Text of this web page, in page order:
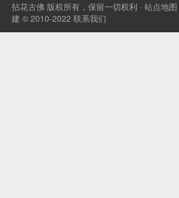
拈花古佛 版权所有，保留一切权利 · 站点地图
建 © 2010-2022 联系我们